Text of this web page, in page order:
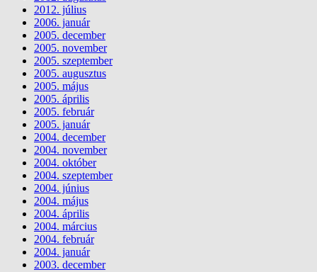
2012. július
2006. január
2005. december
2005. november
2005. szeptember
2005. augusztus
2005. május
2005. április
2005. február
2005. január
2004. december
2004. november
2004. október
2004. szeptember
2004. június
2004. május
2004. április
2004. március
2004. február
2004. január
2003. december